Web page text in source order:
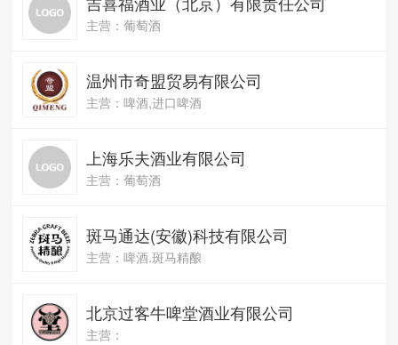
主营：葡萄酒
温州市奇盟贸易有限公司
主营：啤酒,进口啤酒
上海乐夫酒业有限公司
主营：葡萄酒
斑马通达(安徽)科技有限公司
主营：啤酒.斑马精酿
北京过客牛啤堂酒业有限公司
主营：